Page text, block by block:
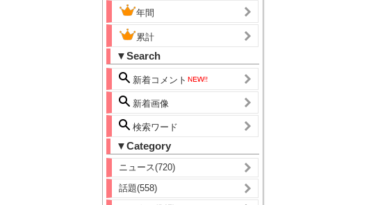
年間
累計
▼Search
新着コメント
新着画像
検索ワード
▼Category
ニュース(720)
話題(558)